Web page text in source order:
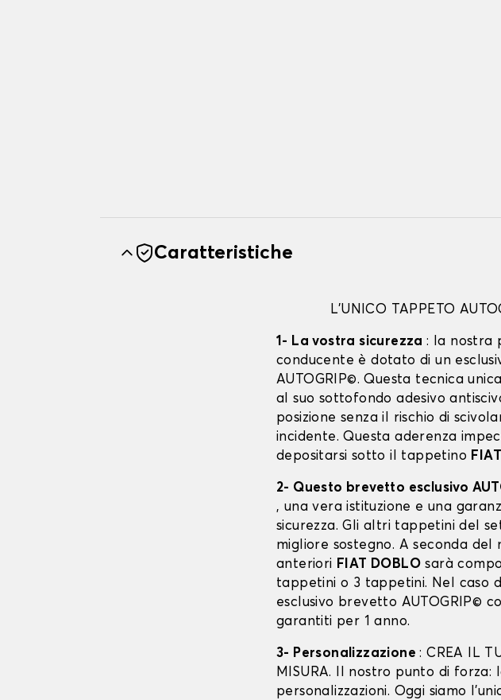
Caratteristiche
L'UNICO TAPPETO
1- La vostra sicurezza: la nostra
conducente è dotato di un
AUTOGRIP©. Questa tecnica
al suo sottofondo adesivo
posizione senza il rischio di
incidente. Questa aderenza
depositarsi sotto il tappetino
2- Questo brevetto esclusivo
, una vera istituzione e una
sicurezza. Gli altri tappetini del
migliore sostegno. A seconda
anteriori FIAT DOBLO sarà
tappetini o 3 tappetini. Nel caso
esclusivo brevetto AUTOGRIP©
garantiti per 1 anno.
3- Personalizzazione: CREA IL
MISURA. Il nostro punto di
personalizzazioni. Oggi siamo